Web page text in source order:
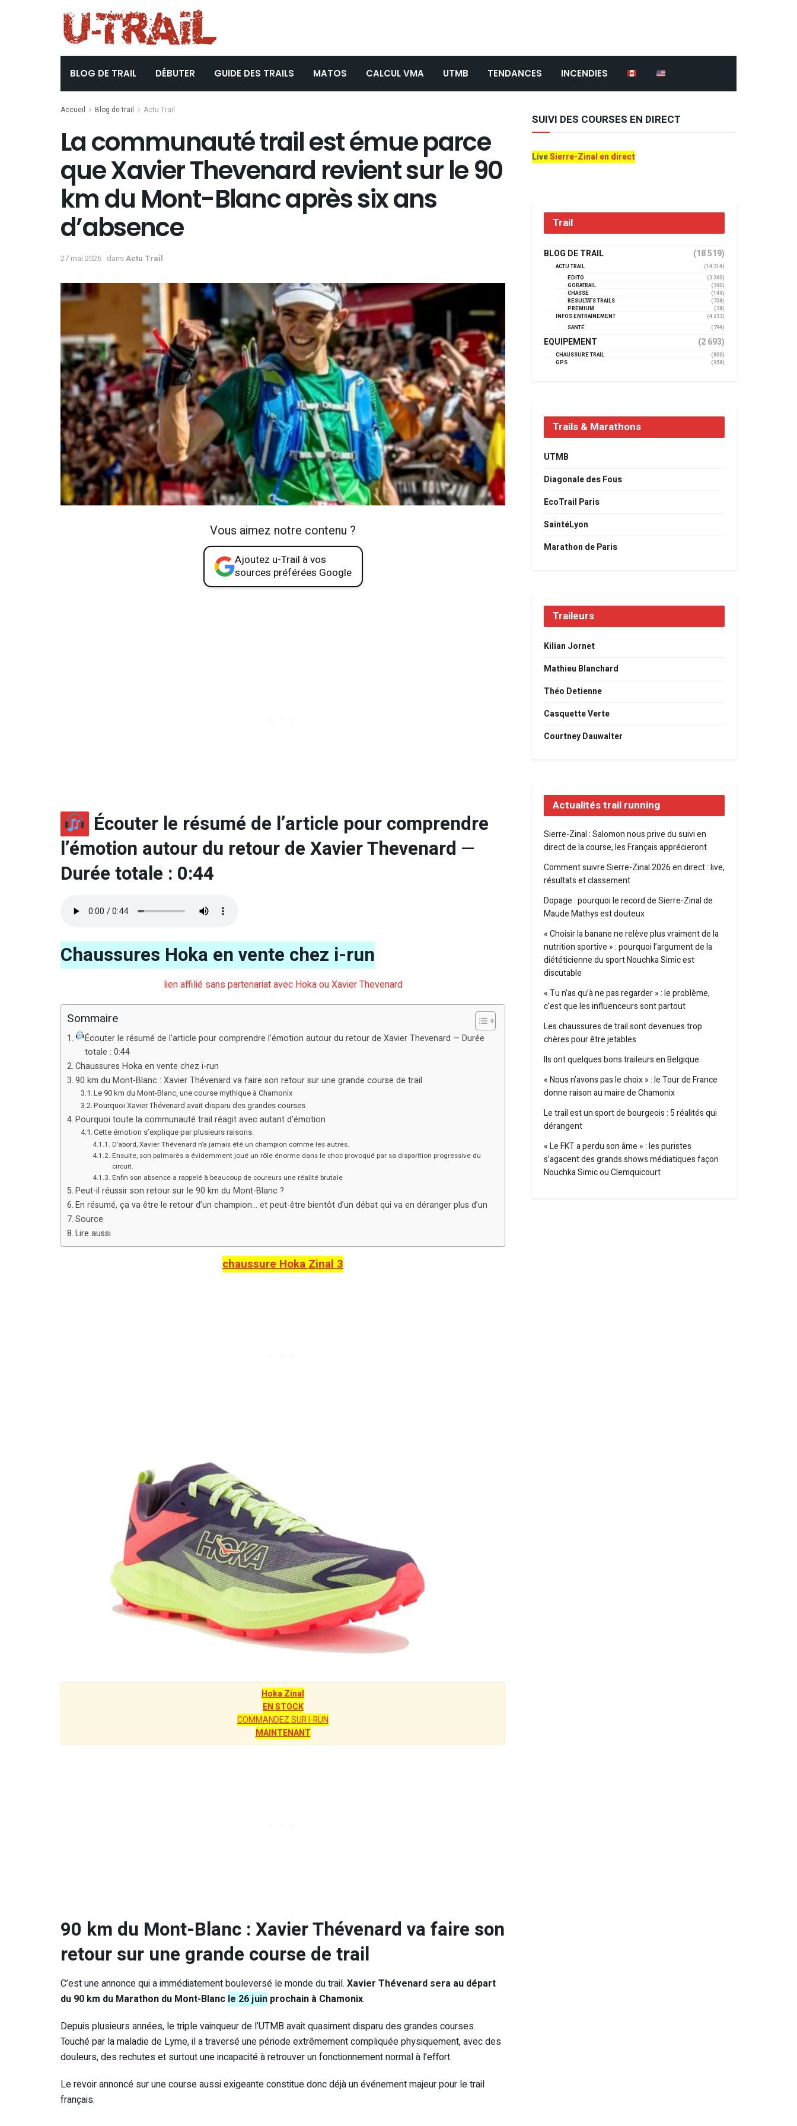
BLOG DE TRAIL DÉBUTER GUIDE DES TRAILS MATOS CALCUL VMA UTMB TENDANCES INCENDIES
Accueil Blog de trail Actu Trail
La communauté trail est émue parce
que Xavier Thevenard revient sur le 90
km du Mont-Blanc après six ans
d’absence
27 mai 2026 dansActu Trail
Vous aimez notre contenu ?
Ajoutez u-Trail à vos
sources préférées Google
Écouter le résumé de l’article pour comprendre
l’émotion autour du retour de Xavier Thevenard —
Durée totale : 0:44
Chaussures Hoka en vente chez i-run
lien affilié sans partenariat avec Hoka ou Xavier Thevenard
Sommaire
Écouter le résumé de l’article pour comprendre l’émotion autour du retour de Xavier Thevenard — Durée
totale : 0:44
Chaussures Hoka en vente chez i-run
90 km du Mont-Blanc : Xavier Thévenard va faire son retour sur une grande course de trail
Le 90 km du Mont-Blanc, une course mythique à Chamonix
Pourquoi Xavier Thévenard avait disparu des grandes courses
Pourquoi toute la communauté trail réagit avec autant d’émotion
Cette émotion s’explique par plusieurs raisons.
D’abord, Xavier Thévenard n’a jamais été un champion comme les autres.
Ensuite, son palmarès a évidemment joué un rôle énorme dans le choc provoqué par sa disparition progressive du
circuit.
Enfin son absence a rappelé à beaucoup de coureurs une réalité brutale
Peut-il réussir son retour sur le 90 km du Mont-Blanc ?
En résumé, ça va être le retour d’un champion… et peut-être bientôt d’un débat qui va en déranger plus d’un
Source
Lire aussi
chaussure Hoka Zinal 3
Hoka Zinal
EN STOCK
COMMANDEZ SUR I-RUN
MAINTENANT
90 km du Mont-Blanc : Xavier Thévenard va faire son
retour sur une grande course de trail
C’est une annonce qui a immédiatement bouleversé le monde du trail. Xavier Thévenard sera au départ
du 90 km du Marathon du Mont-Blanc le 26 juin prochain à Chamonix.
Depuis plusieurs années, le triple vainqueur de l’UTMB avait quasiment disparu des grandes courses.
Touché par la maladie de Lyme, il a traversé une période extrêmement compliquée physiquement, avec des
douleurs, des rechutes et surtout une incapacité à retrouver un fonctionnement normal à l’effort.
Le revoir annoncé sur une course aussi exigeante constitue donc déjà un événement majeur pour le trail
français.
SUIVI DES COURSES EN DIRECT
LiveSierre-Zinal en direct
Trail
BLOG DE TRAIL (18 519)
ACTU TRAIL
(14 314)
EDITO
(3 360)
GORATRAIL
(390)
CHASSE
(149)
RÉSULTATS TRAILS
(738)
PREMIUM
(38)
INFOS ENTRAINEMENT
(4 233)
SANTÉ
(794)
EQUIPEMENT (2 693)
CHAUSSURE TRAIL
(800)
GPS
(958)
Trails & Marathons
UTMB
Diagonale des Fous
EcoTrail Paris
SaintéLyon
Marathon de Paris
Traileurs
Kilian Jornet
Mathieu Blanchard
Théo Detienne
Casquette Verte
Courtney Dauwalter
Actualités trail running
Sierre-Zinal : Salomon nous prive du suivi en
direct de la course, les Français apprécieront
Comment suivre Sierre-Zinal 2026 en direct : live,
résultats et classement
Dopage : pourquoi le record de Sierre-Zinal de
Maude Mathys est douteux
« Choisir la banane ne relève plus vraiment de la
nutrition sportive » : pourquoi l’argument de la
diététicienne du sport Nouchka Simic est
discutable
« Tu n’as qu’à ne pas regarder » : le problème,
c’est que les influenceurs sont partout
Les chaussures de trail sont devenues trop
chères pour être jetables
Ils ont quelques bons traileurs en Belgique
« Nous n’avons pas le choix » : le Tour de France
donne raison au maire de Chamonix
Le trail est un sport de bourgeois : 5 réalités qui
dérangent
« Le FKT a perdu son âme » : les puristes
s’agacent des grands shows médiatiques façon
Nouchka Simic ou Clemquicourt